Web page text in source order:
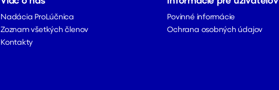
Nadácia ProLúčnica
Zoznam všetkých členov
Kontakty
Povinné informácie
Ochrana osobných údajov